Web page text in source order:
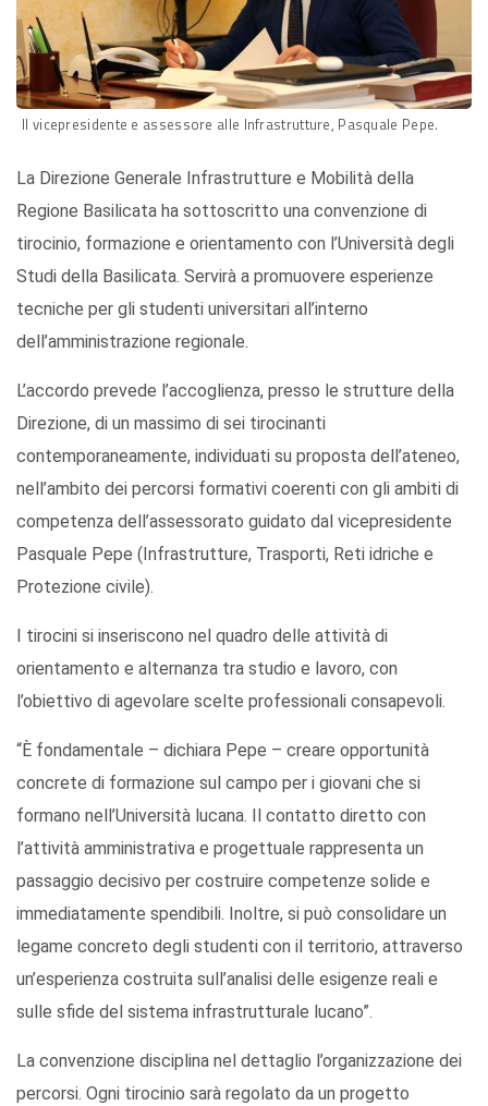
Il vicepresidente e assessore alle Infrastrutture, Pasquale Pepe.
La Direzione Generale Infrastrutture e Mobilità della
Regione Basilicata ha sottoscritto una convenzione di
tirocinio, formazione e orientamento con l’Università degli
Studi della Basilicata. Servirà a promuovere esperienze
tecniche per gli studenti universitari all’interno
dell’amministrazione regionale.
L’accordo prevede l’accoglienza, presso le strutture della
Direzione, di un massimo di sei tirocinanti
contemporaneamente, individuati su proposta dell’ateneo,
nell’ambito dei percorsi formativi coerenti con gli ambiti di
competenza dell’assessorato guidato dal vicepresidente
Pasquale Pepe (Infrastrutture, Trasporti, Reti idriche e
Protezione civile).
I tirocini si inseriscono nel quadro delle attività di
orientamento e alternanza tra studio e lavoro, con
l’obiettivo di agevolare scelte professionali consapevoli.
“È fondamentale – dichiara Pepe – creare opportunità
concrete di formazione sul campo per i giovani che si
formano nell’Università lucana. Il contatto diretto con
l’attività amministrativa e progettuale rappresenta un
passaggio decisivo per costruire competenze solide e
immediatamente spendibili. Inoltre, si può consolidare un
legame concreto degli studenti con il territorio, attraverso
un’esperienza costruita sull’analisi delle esigenze reali e
sulle sfide del sistema infrastrutturale lucano”.
La convenzione disciplina nel dettaglio l’organizzazione dei
percorsi. Ogni tirocinio sarà regolato da un progetto